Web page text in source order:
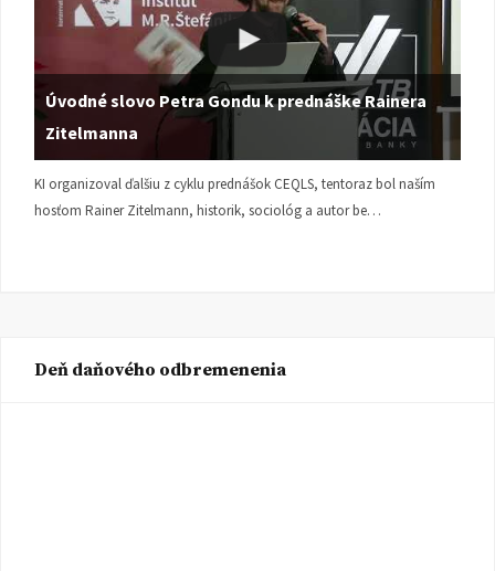
Úvodné slovo Petra Gondu k prednáške Rainera
Zitelmanna
KI organizoval ďalšiu z cyklu prednášok CEQLS, tentoraz bol naším
hosťom Rainer Zitelmann, historik, sociológ a autor be…
Deň daňového odbremenenia